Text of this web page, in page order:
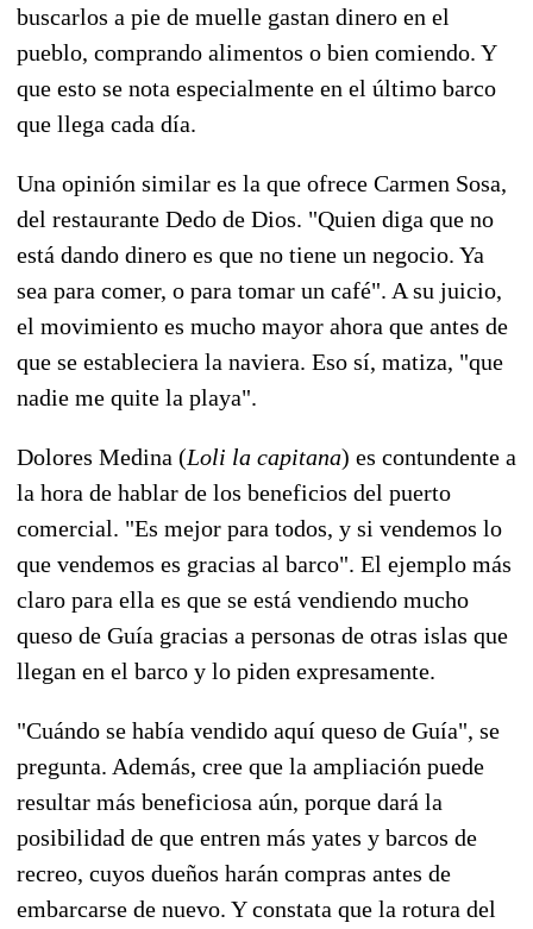
buscarlos a pie de muelle gastan dinero en el
pueblo, comprando alimentos o bien comiendo. Y
que esto se nota especialmente en el último barco
que llega cada día.
Una opinión similar es la que ofrece Carmen Sosa,
del restaurante Dedo de Dios. "Quien diga que no
está dando dinero es que no tiene un negocio. Ya
sea para comer, o para tomar un café". A su juicio,
el movimiento es mucho mayor ahora que antes de
que se estableciera la naviera. Eso sí, matiza, "que
nadie me quite la playa".
Dolores Medina (Loli la capitana) es contundente a
la hora de hablar de los beneficios del puerto
comercial. "Es mejor para todos, y si vendemos lo
que vendemos es gracias al barco". El ejemplo más
claro para ella es que se está vendiendo mucho
queso de Guía gracias a personas de otras islas que
llegan en el barco y lo piden expresamente.
"Cuándo se había vendido aquí queso de Guía", se
pregunta. Además, cree que la ampliación puede
resultar más beneficiosa aún, porque dará la
posibilidad de que entren más yates y barcos de
recreo, cuyos dueños harán compras antes de
embarcarse de nuevo. Y constata que la rotura del